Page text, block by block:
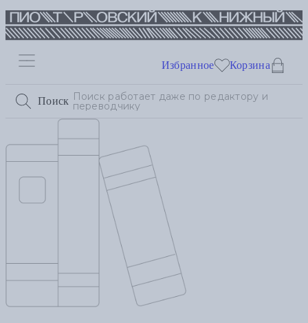
Поиск
Избранное Корзина